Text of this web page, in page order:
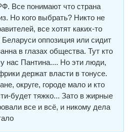
Все понимают что страна
Но кого выбрать? Никто не
все хотят каких-то
Беларуси оппозиция или сидит
в глазах общества. Тут кто
нас Пантина.... Но эти люди,
держат власти в тонусе.
округе, городе мало и кто
будет тяжко... Зато в жирные
все и всё, и никому дела